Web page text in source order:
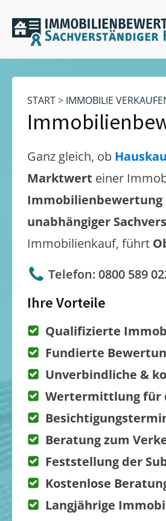
START> IMMOBILIE
Ganz gleich, ob
Marktwert einer
Immobilienbewertung
unabhängiger
Immobilienkauf, führt
Telefon: 0800 589
Ihre Vorteile
Qualifizierte
Fundierte
Unverbindliche &
Wertermittlung für
Beratung zum
Feststellung der
Kostenlose
Langjährige